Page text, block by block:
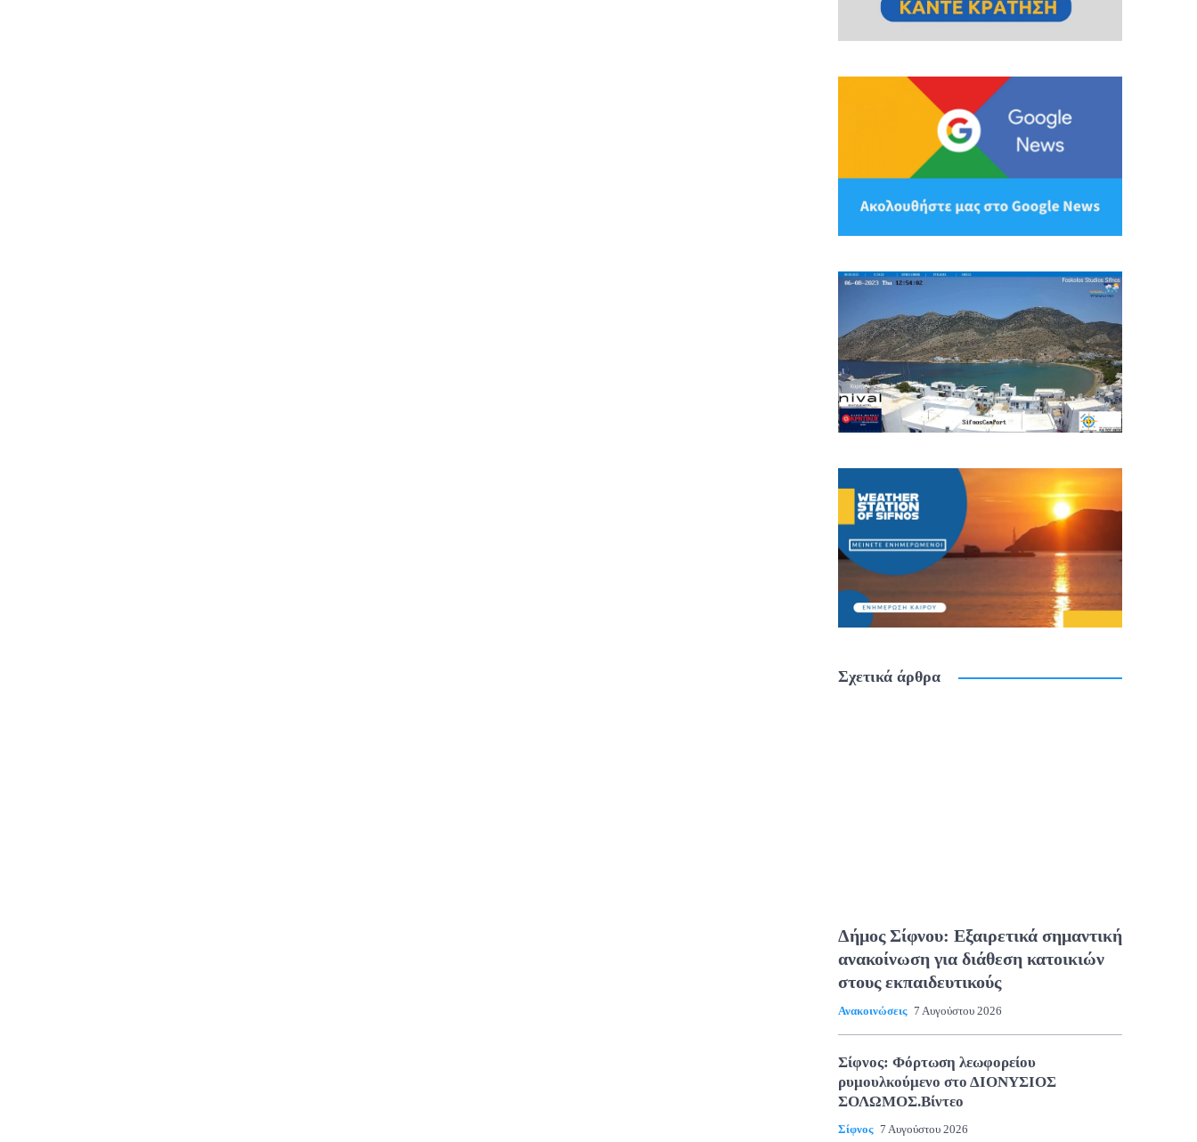
Σχετικά άρθρα
Δήμος Σίφνου: Εξαιρετικά σημαντική
ανακοίνωση για διάθεση κατοικιών
στους εκπαιδευτικούς
Ανακοινώσεις 7 Αυγούστου 2026
Σίφνος: Φόρτωση λεωφορείου
ρυμουλκούμενο στο ΔΙΟΝΥΣΙΟΣ
ΣΟΛΩΜΟΣ.Βίντεο
Σίφνος 7 Αυγούστου 2026